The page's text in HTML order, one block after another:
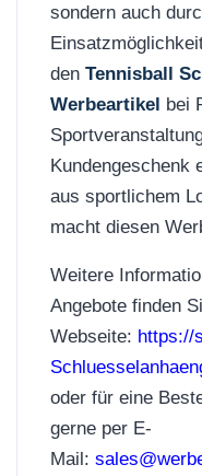
sondern auch
den Tennisball
Werbeartikel bei
Kundengeschenk
aus sportlichem
macht diesen
Weitere
Angebote finden
Webseite: https://
oder für eine
gerne per E-
Mail: